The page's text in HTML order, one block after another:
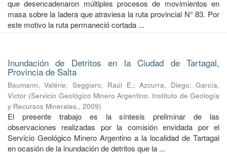
que desencadenaron múltiples procesos de movimientos en
masa sobre la ladera que atraviesa la ruta provincial N° 83. Por
este motivo la ruta permaneció cortada ...
Inundación de Detritos en la Ciudad de Tartagal,
Provincia de Salta
Baumann, Valérie; Seggiaro, Raúl E.;Azcurra, Diego;García,
Víctor (Servicio Geológico Minero Argentino. Instituto de Geología
y Recursos Minerales., 2009)
El presente trabajo es la síntesis preliminar de las
observaciones realizadas por la comisión envidada por el
Servicio Geológico Minero Argentino a la localidad de Tartagal
en ocasión de la inundación de detritos que la ...